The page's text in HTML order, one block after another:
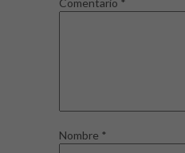
Nombre *